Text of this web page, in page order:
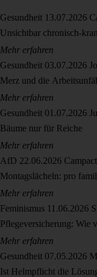
Gesundheit 13.07.2026
Unsichtbar chronisch-
Mehr erfahren
Gesundheit 03.07.2026
Merz und die
Mehr erfahren
Gesundheit 01.07.2026
Bäume nur für Reiche
Mehr erfahren
AfD 22.06.2026
Montagslächeln: pro
Mehr erfahren
Feminismus 11.06.2026
Pflegeversicherung: Wie
Mehr erfahren
Gesundheit 07.05.2026
Ist Helmpflicht die